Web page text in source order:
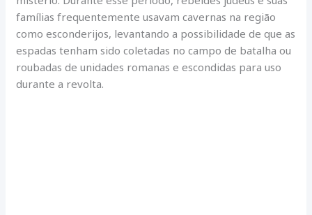
famílias frequentemente usavam cavernas na região
como esconderijos, levantando a possibilidade de que as
espadas tenham sido coletadas no campo de batalha ou
roubadas de unidades romanas e escondidas para uso
durante a revolta.